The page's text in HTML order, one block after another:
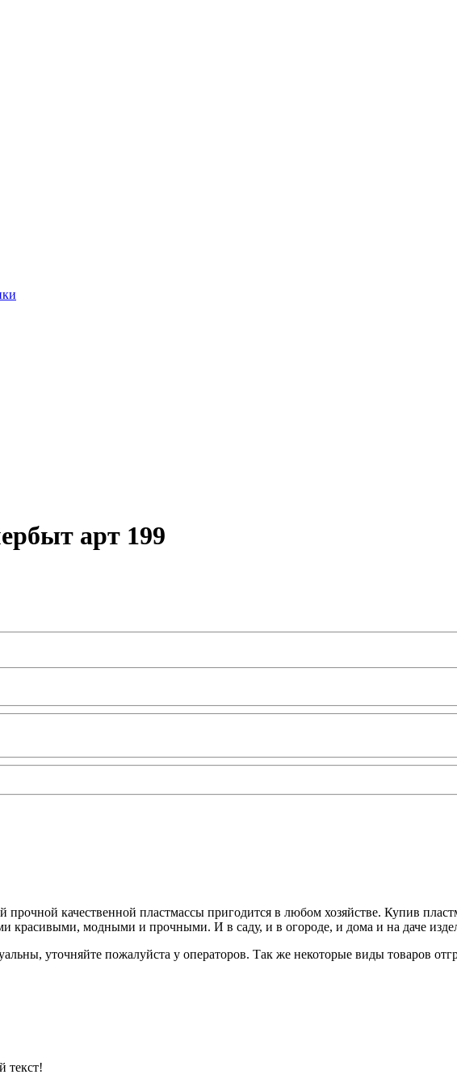
арт 199
прочной качественной пластмассы пригодится в любом хозяйстве. Купив
красивыми, модными и прочными. И в саду, и в огороде, и дома и на даче
уточняйте пожалуйста у операторов. Так же некоторые виды товаров
текст!